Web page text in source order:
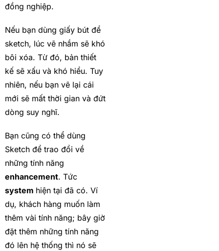
đồng nghiệp.
Nếu bạn dùng giấy bút để
sketch, lúc vẽ nhầm sẽ khó
bôi xóa. Từ đó, bản thiết
kế sẽ xấu và khó hiểu. Tuy
nhiên, nếu bạn vẽ lại cái
mới sẽ mất thời gian và đứt
dòng suy nghĩ.
Bạn cũng có thể dùng
Sketch để trao đổi về
những tính năng
enhancement. Tức
system hiện tại đã có. Ví
dụ, khách hàng muốn làm
thêm vài tính năng; bây giờ
đặt thêm những tính năng
đó lên hệ thống thì nó sẽ